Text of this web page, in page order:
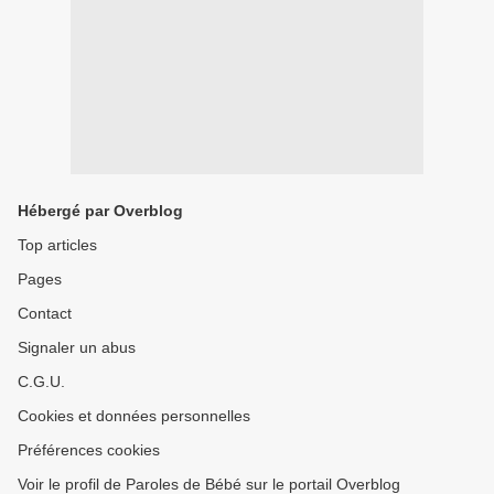
Hébergé par Overblog
Top articles
Pages
Contact
Signaler un abus
C.G.U.
Cookies et données personnelles
Préférences cookies
Voir le profil de Paroles de Bébé sur le portail Overblog